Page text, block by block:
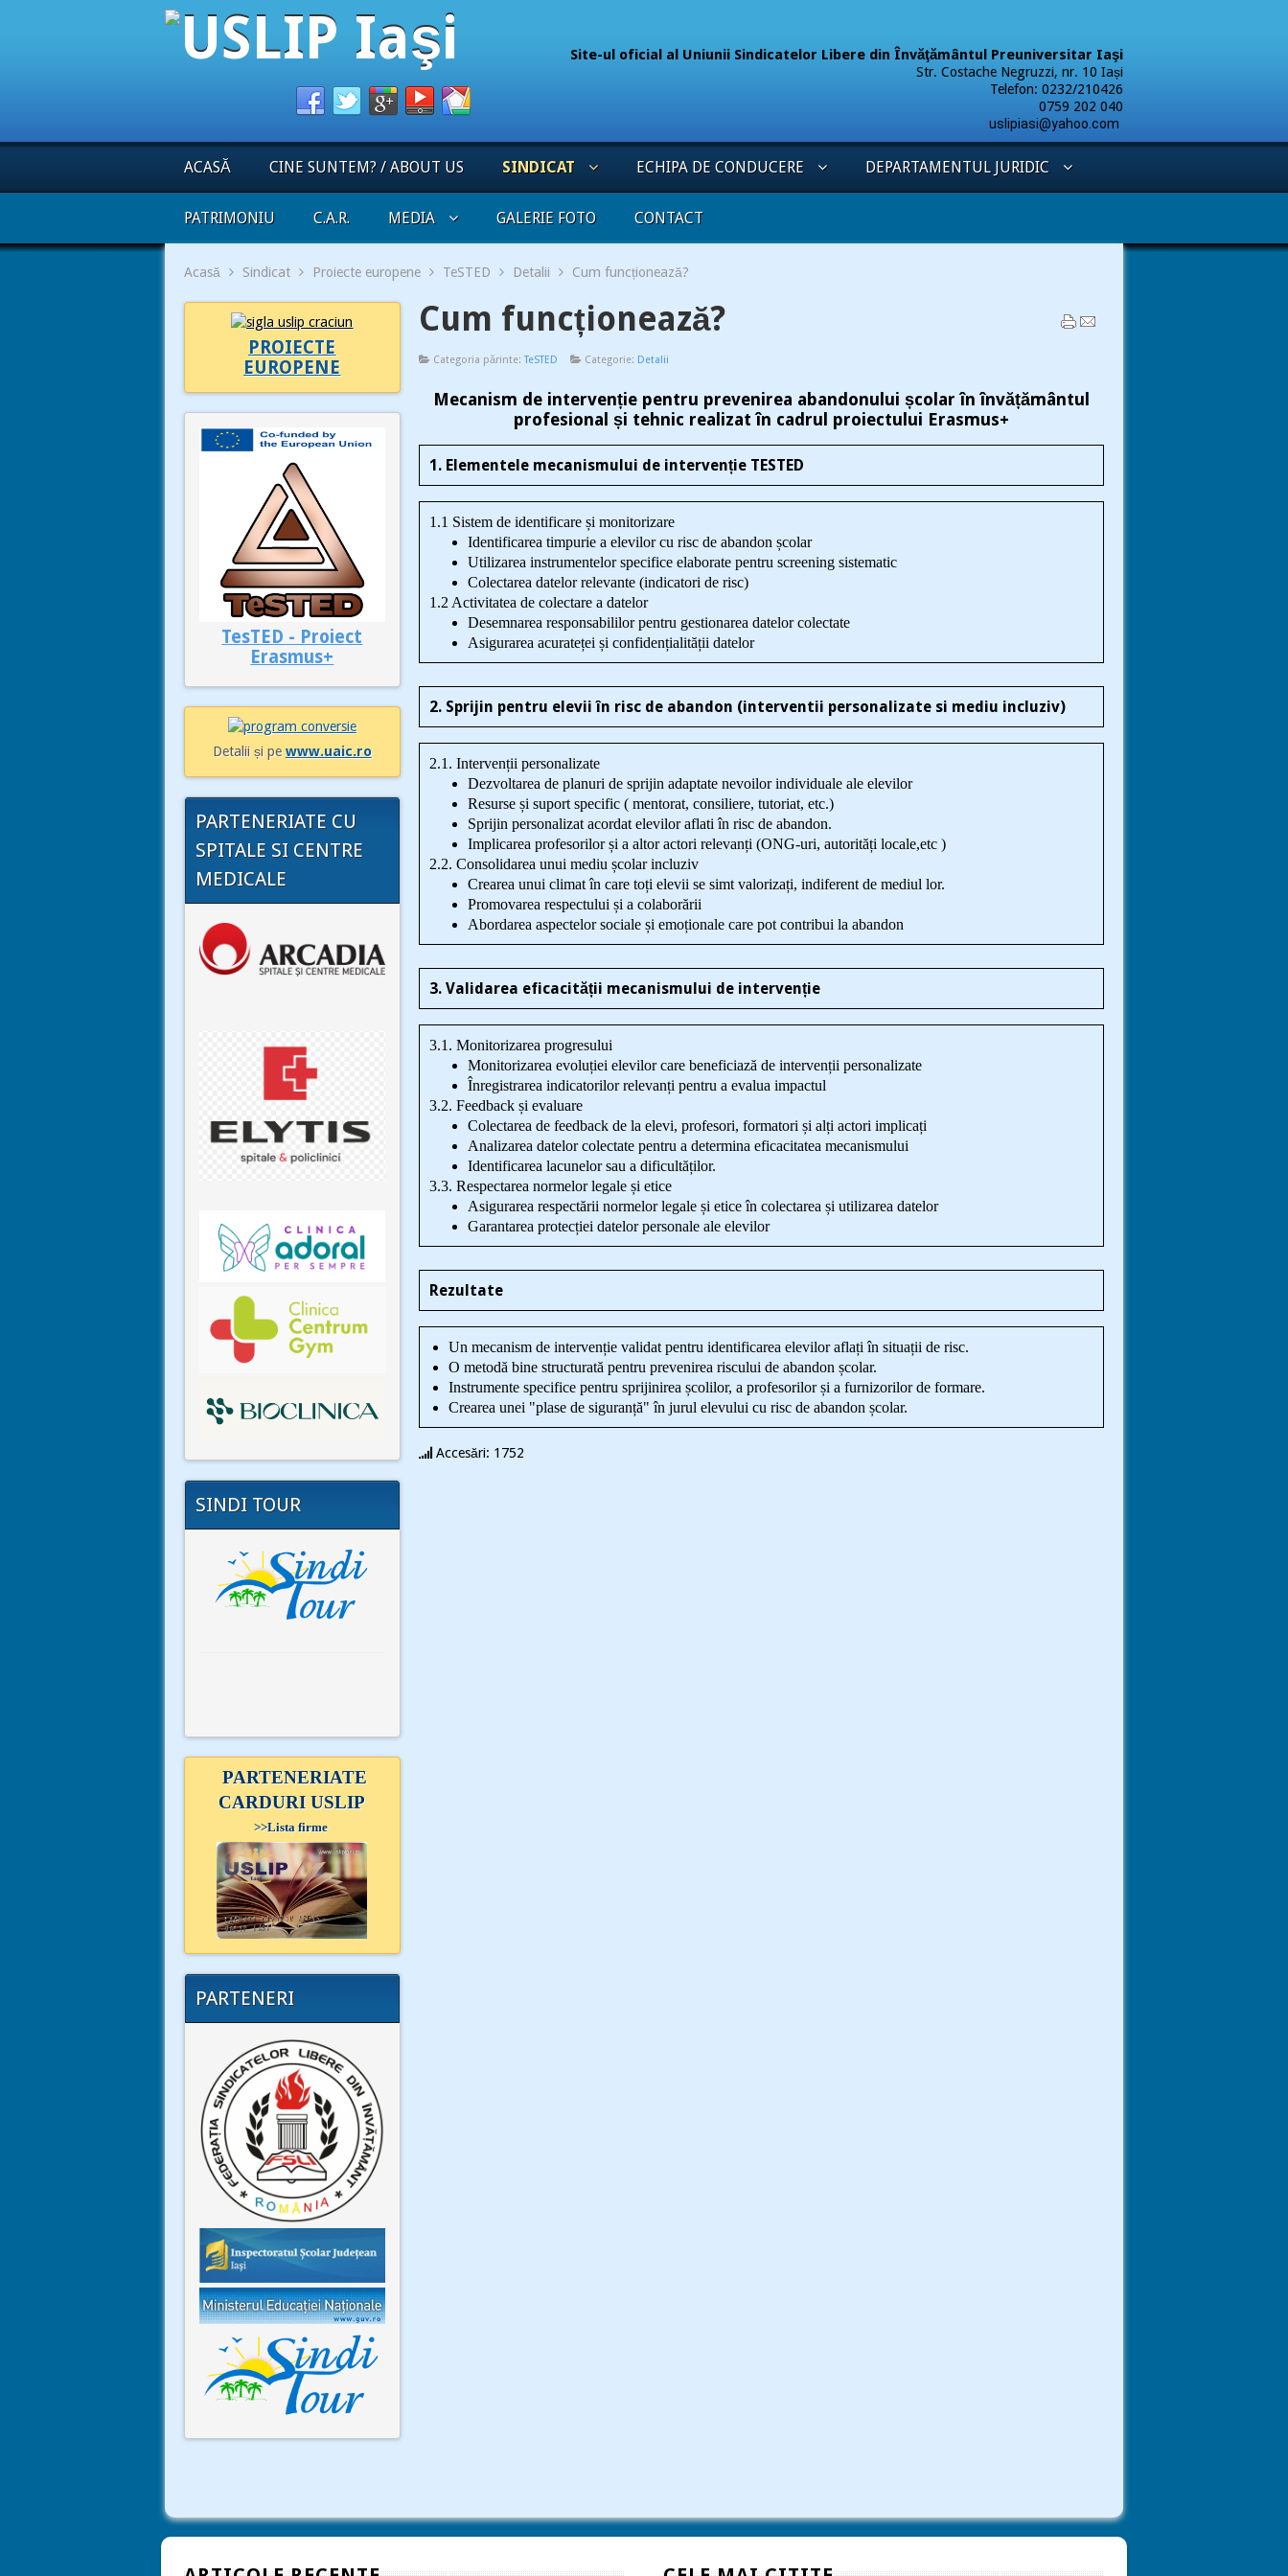
Site-ul oficial al Uniunii Sindicatelor Libere din Învăţământul Preuniversitar Iaşi
Str. Costache Negruzzi, nr. 10 Iași
Telefon: 0232/210426
0759 202 040
uslipiasi@yahoo.com
ACASĂ CINE SUNTEM? / ABOUT US SINDICAT ECHIPA DE CONDUCERE DEPARTAMENTUL JURIDIC
PATRIMONIU C.A.R. MEDIA GALERIE FOTO CONTACT
Acasă Sindicat Proiecte europene TeSTED Detalii Cum funcționează?
PROIECTE
EUROPENE
TesTED - Proiect
Erasmus+
Detalii și pewww.uaic.ro
PARTENERIATE CU
SPITALE SI CENTRE
MEDICALE
SINDI TOUR
PARTENERIATE
CARDURI USLIP
>>Lista firme
PARTENERI
Cum funcționează?
Categoria părinte:TeSTED Categorie: Detalii
Mecanism de intervenție pentru prevenirea abandonului școlar în învățământul
profesional și tehnic realizat în cadrul proiectului Erasmus+
1. Elementele mecanismului de intervenție TESTED
1.1 Sistem de identificare și monitorizare
Identificarea timpurie a elevilor cu risc de abandon școlar
Utilizarea instrumentelor specifice elaborate pentru screening sistematic
Colectarea datelor relevante (indicatori de risc)
1.2 Activitatea de colectare a datelor
Desemnarea responsabililor pentru gestionarea datelor colectate
Asigurarea acurateței și confidențialității datelor
2. Sprijin pentru elevii în risc de abandon (interventii personalizate si mediu incluziv)
2.1. Intervenții personalizate
Dezvoltarea de planuri de sprijin adaptate nevoilor individuale ale elevilor
Resurse și suport specific ( mentorat, consiliere, tutoriat, etc.)
Sprijin personalizat acordat elevilor aflati în risc de abandon.
Implicarea profesorilor și a altor actori relevanți (ONG-uri, autorități locale,etc )
2.2. Consolidarea unui mediu școlar incluziv
Crearea unui climat în care toți elevii se simt valorizați, indiferent de mediul lor.
Promovarea respectului și a colaborării
Abordarea aspectelor sociale și emoționale care pot contribui la abandon
3. Validarea eficacității mecanismului de intervenție
3.1. Monitorizarea progresului
Monitorizarea evoluției elevilor care beneficiază de intervenții personalizate
Înregistrarea indicatorilor relevanți pentru a evalua impactul
3.2. Feedback și evaluare
Colectarea de feedback de la elevi, profesori, formatori și alți actori implicați
Analizarea datelor colectate pentru a determina eficacitatea mecanismului
Identificarea lacunelor sau a dificultăților.
3.3. Respectarea normelor legale și etice
Asigurarea respectării normelor legale și etice în colectarea și utilizarea datelor
Garantarea protecției datelor personale ale elevilor
Rezultate
Un mecanism de intervenție validat pentru identificarea elevilor aflați în situații de risc.
O metodă bine structurată pentru prevenirea riscului de abandon școlar.
Instrumente specifice pentru sprijinirea școlilor, a profesorilor și a furnizorilor de formare.
Crearea unei "plase de siguranță" în jurul elevului cu risc de abandon școlar.
Accesări: 1752